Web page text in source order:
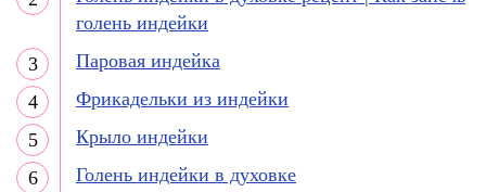
голень индейки
Паровая индейка
Фрикадельки из индейки
Крыло индейки
Голень индейки в духовке